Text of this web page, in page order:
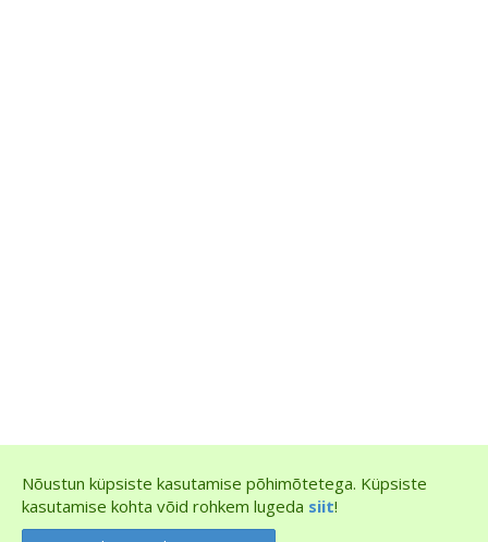
Arro & Agasild Inseneribüroo OÜ
Nõustun küpsiste kasutamise põhimõtetega. Küpsiste
kasutamise kohta võid rohkem lugeda siit!